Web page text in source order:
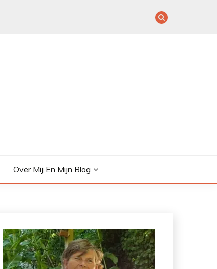
Over Mij En Mijn Blog